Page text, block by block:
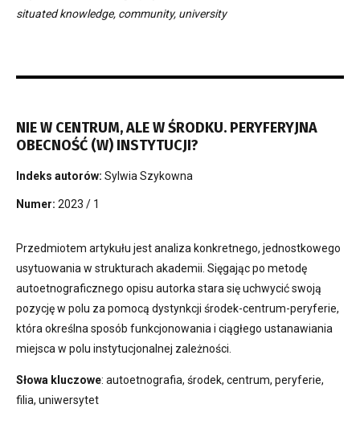
situated knowledge, community, university
NIE W CENTRUM, ALE W ŚRODKU. PERYFERYJNA
OBECNOŚĆ (W) INSTYTUCJI?
Indeks autorów: Sylwia Szykowna
Numer: 2023 / 1
Przedmiotem artykułu jest analiza konkretnego, jednostkowego
usytuowania w strukturach akademii. Sięgając po metodę
autoetnograficznego opisu autorka stara się uchwycić swoją
pozycję w polu za pomocą dystynkcji środek-centrum-peryferie,
która określna sposób funkcjonowania i ciągłego ustanawiania
miejsca w polu instytucjonalnej zależności.
Słowa kluczowe: autoetnografia, środek, centrum, peryferie,
filia, uniwersytet